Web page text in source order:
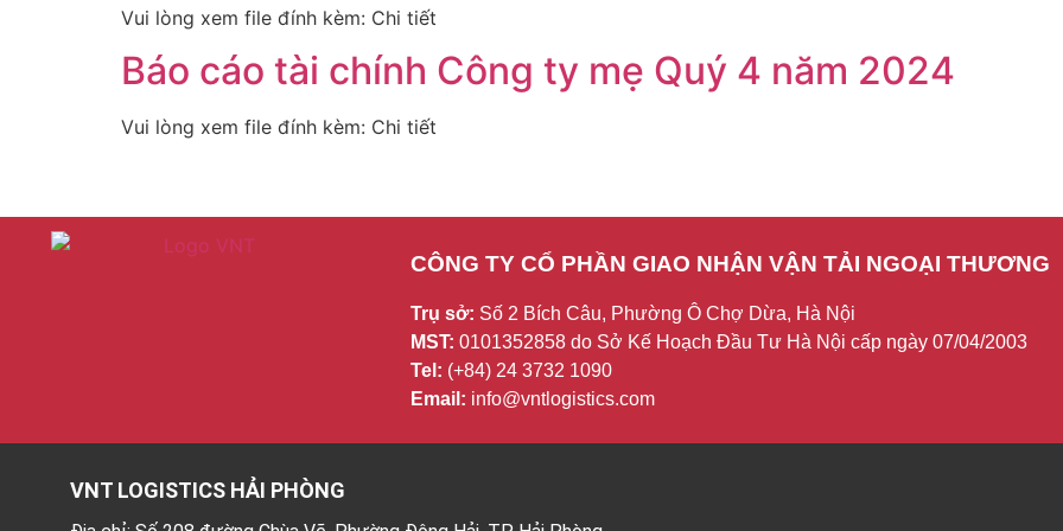
Vui lòng xem file đính kèm: Chi tiết
Báo cáo tài chính Công ty mẹ Quý 4 năm 2024
Vui lòng xem file đính kèm: Chi tiết
CÔNG TY CỔ PHẦN GIAO NHẬN VẬN TẢI NGOẠI THƯƠNG
Trụ sở: Số 2 Bích Câu, Phường Ô Chợ Dừa, Hà Nội
MST: 0101352858 do Sở Kế Hoạch Đầu Tư Hà Nội cấp ngày 07/04/2003
Tel: (+84) 24 3732 1090
Email: info@vntlogistics.com
VNT LOGISTICS HẢI PHÒNG